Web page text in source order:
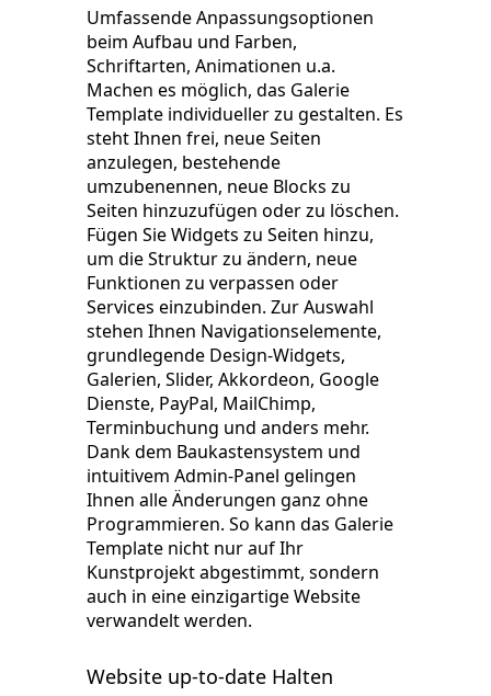
Umfassende Anpassungsoptionen
beim Aufbau und Farben,
Schriftarten, Animationen u.a.
Machen es möglich, das Galerie
Template individueller zu gestalten. Es
steht Ihnen frei, neue Seiten
anzulegen, bestehende
umzubenennen, neue Blocks zu
Seiten hinzuzufügen oder zu löschen.
Fügen Sie Widgets zu Seiten hinzu,
um die Struktur zu ändern, neue
Funktionen zu verpassen oder
Services einzubinden. Zur Auswahl
stehen Ihnen Navigationselemente,
grundlegende Design-Widgets,
Galerien, Slider, Akkordeon, Google
Dienste, PayPal, MailChimp,
Terminbuchung und anders mehr.
Dank dem Baukastensystem und
intuitivem Admin-Panel gelingen
Ihnen alle Änderungen ganz ohne
Programmieren. So kann das Galerie
Template nicht nur auf Ihr
Kunstprojekt abgestimmt, sondern
auch in eine einzigartige Website
verwandelt werden.
Website up-to-date Halten